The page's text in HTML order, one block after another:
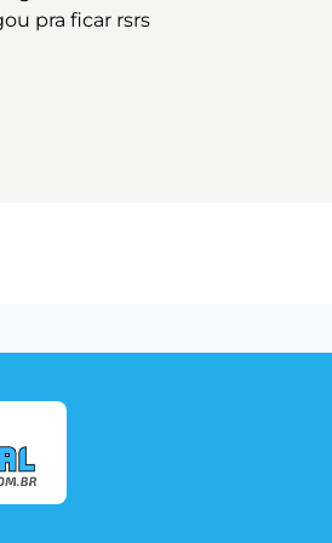
pra ficar rsrs